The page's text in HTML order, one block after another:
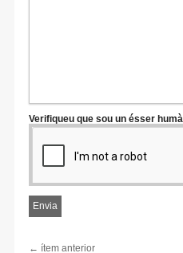
Verifiqueu que sou un ésser humà
← ítem anterior